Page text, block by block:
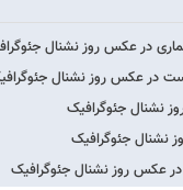
در عکس روز نشنال
در عکس روز نشنال
نشنال جئوگرافیک
جئوگرافیک
روز نشنال جئوگرافیک